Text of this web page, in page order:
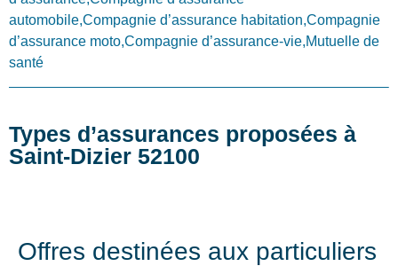
automobile,Compagnie d’assurance habitation,Compagnie
d’assurance moto,Compagnie d’assurance-vie,Mutuelle de
santé
Types d’assurances proposées à
Saint-Dizier 52100
Offres destinées aux particuliers